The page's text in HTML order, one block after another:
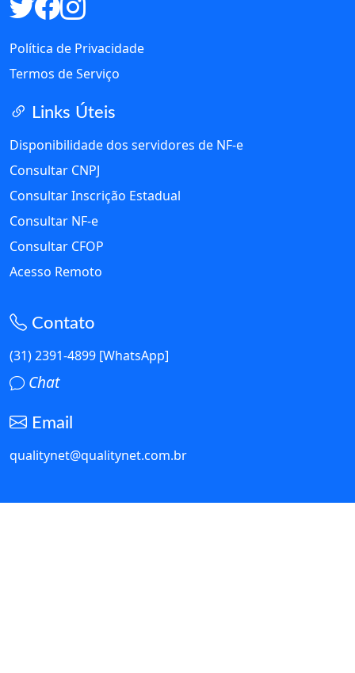
Redes Sociais
Política de Privacidade
Links Úteis
Disponibilidade dos servidores de NF-e
Consultar CNPJ
Consultar Inscrição Estadual
Consultar NF-e
Acesso Remoto
Contato
Chat
qualitynet@qualitynet.com.br